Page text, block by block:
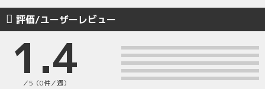
評価/ユーザーレビュー
1.4
／5（0件／週）